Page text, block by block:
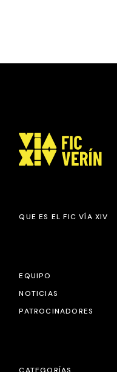
QUE ES EL FIC VÍA XIV
EQUIPO
NOTICIAS
PATROCINADORES
CATEGORÍAS